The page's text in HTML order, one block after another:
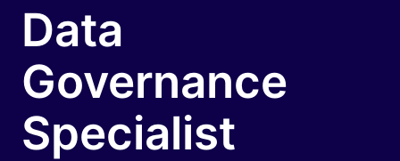
Data
Governance
Specialist